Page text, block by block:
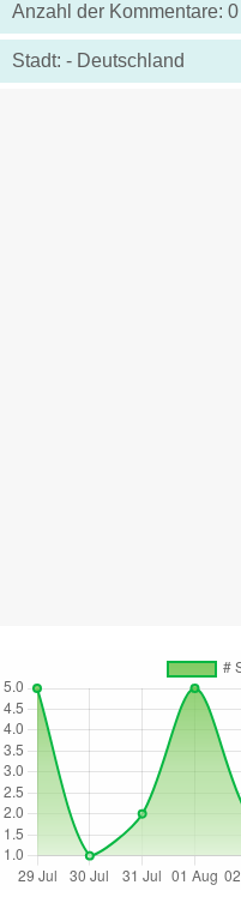
Anzahl der Kommentare: 0
Stadt: - Deutschland